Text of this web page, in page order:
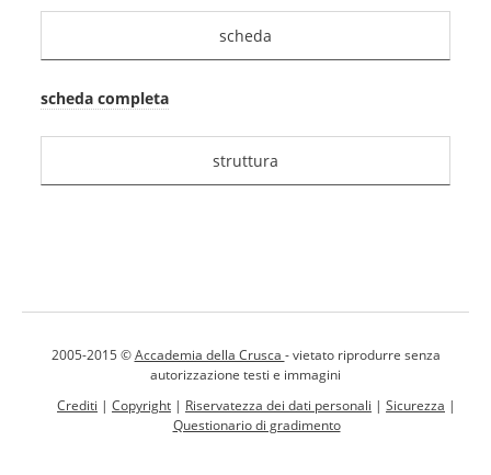
scheda
scheda completa
struttura
2005-2015 ©Accademia della Crusca - vietato riprodurre senza
autorizzazione testi e immagini
Crediti | Copyright | Riservatezza dei dati personali | Sicurezza |
Questionario di gradimento